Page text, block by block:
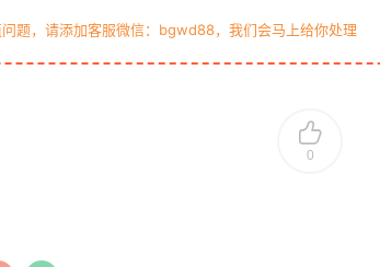
题，请添加客服微信：bgwd88，我们会马上给你处理
0